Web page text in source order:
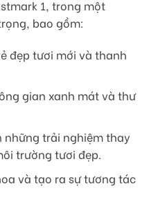
1, trong một
bao gồm:
đẹp tươi mới và thanh
gian xanh mát và thư
những trải nghiệm thay
trường tươi đẹp.
và tạo ra sự tương tác